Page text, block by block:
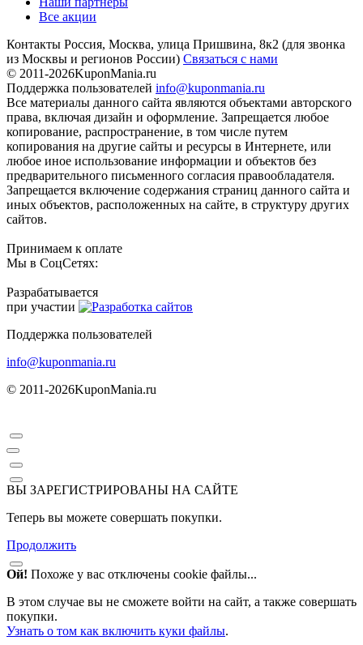
Все акции
Контакты Россия, Москва, улица Пришвина, 8к2 (для звонка
из Москвы и регионов России) Связаться с нами
© 2011-2026KuponMania.ru
Поддержка пользователей info@kuponmania.ru
Все материалы данного сайта являются объектами авторского
права, включая дизайн и оформление. Запрещается любое
копирование, распространение, в том числе путем
копирования на другие сайты и ресурсы в Интернете, или
любое иное использование информации и объектов без
предварительного письменного согласия правообладателя.
Запрещается включение содержания страниц данного сайта и
иных объектов, расположенных на сайте, в структуру других
сайтов.
Принимаем к оплате
Мы в СоцСетях:
Разрабатывается
при участии
Поддержка пользователей
info@kuponmania.ru
© 2011-2026KuponMania.ru
ВЫ ЗАРЕГИСТРИРОВАНЫ НА САЙТЕ
Теперь вы можете совершать покупки.
Продолжить
Ой! Похоже у вас отключены cookie файлы...
В этом случае вы не сможете войти на сайт, а также совершать
покупки.
Узнать о том как включить куки файлы.